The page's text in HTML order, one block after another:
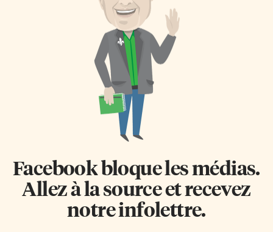
Facebook bloque les médias.
Allez à la source et recevez
notre infolettre.